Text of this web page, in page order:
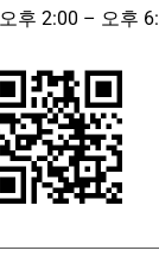
후 2:00 – 오후